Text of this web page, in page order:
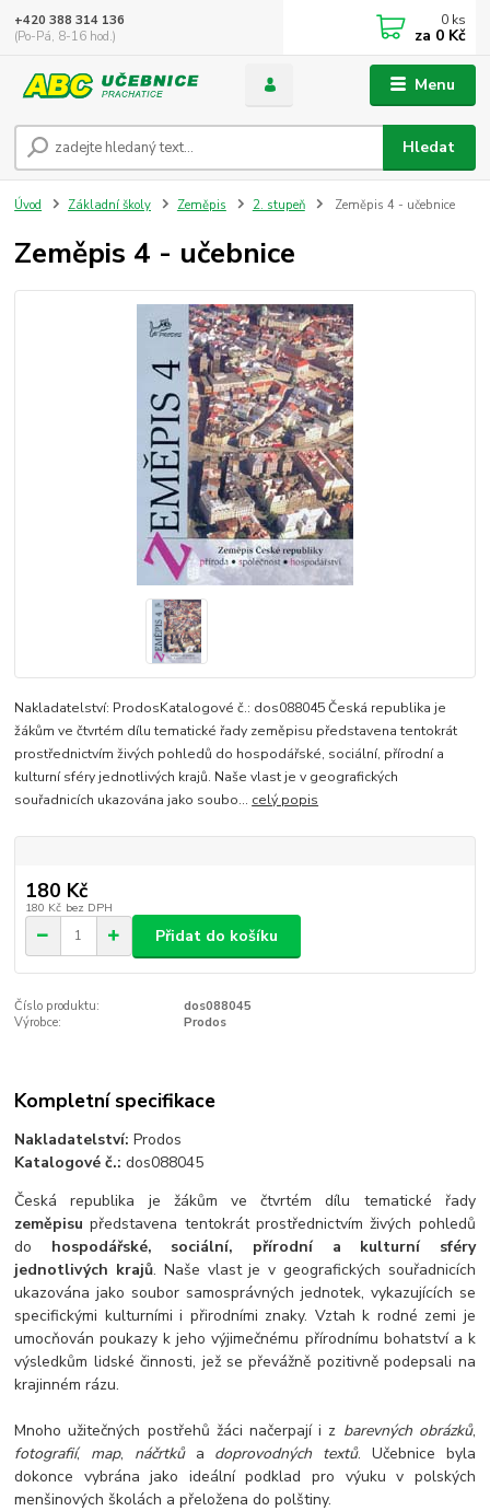
Menu
Hledat
+420 388 314 136
(Po-Pá, 8-16 hod.)
0 ks
za 0 Kč
Úvod Základní školy Zeměpis 2. stupeň Zeměpis 4 - učebnice
Zeměpis 4 - učebnice
Nakladatelství: ProdosKatalogové č.: dos088045 Česká republika je
žákům ve čtvrtém dílu tematické řady zeměpisu představena tentokrát
prostřednictvím živých pohledů do hospodářské, sociální, přírodní a
kulturní sféry jednotlivých krajů. Naše vlast je v geografických
souřadnicích ukazována jako soubo... celý popis
180 Kč
180 Kč bez DPH
Přidat do košíku
Číslo produktu:
dos088045
Výrobce:
Prodos
Kompletní specifikace
Nakladatelství: Prodos
Katalogové č.: dos088045
Česká republika je žákům ve čtvrtém dílu tematické řady
zeměpisu představena tentokrát prostřednictvím živých pohledů
do hospodářské, sociální, přírodní a kulturní sféry
jednotlivých krajů. Naše vlast je v geografických souřadnicích
ukazována jako soubor samosprávných jednotek, vykazujících se
specifickými kulturními i přirodními znaky. Vztah k rodné zemi je
umocňován poukazy k jeho výjimečnému přírodnímu bohatství a k
výsledkům lidské činnosti, jež se převážně pozitivně podepsali na
krajinném rázu.
Mnoho užitečných postřehů žáci načerpají i z barevných obrázků,
fotografií, map, náčrtkůa doprovodných textů. Učebnice byla
dokonce vybrána jako ideální podklad pro výuku v polských
menšinových školách a přeložena do polštiny.